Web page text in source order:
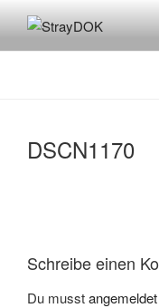
Inhalt
springen
DSCN1170
Schreibe einen
Du musstangemeldet